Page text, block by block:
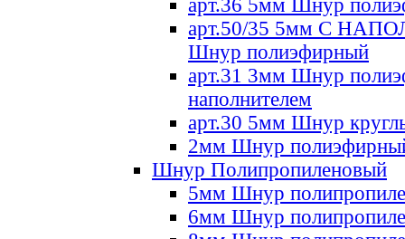
арт.36 5мм Шнур
арт.50/35 5мм С
Шнур полиэфирный
арт.31 3мм Шнур
наполнителем
арт.30 5мм Шнур
2мм Шнур
Шнур Полипропиленовый
5мм Шнур
6мм Шнур